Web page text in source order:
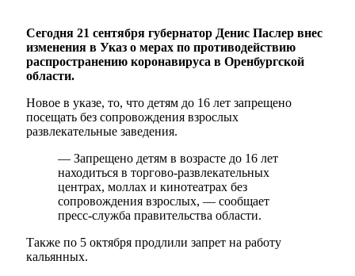
Сегодня 21 сентября губернатор Денис Паслер внес
изменения в Указ о мерах по противодействию
распространению коронавируса в Оренбургской
области.
Новое в указе, то, что детям до 16 лет запрещено
посещать без сопровождения взрослых
развлекательные заведения.
— Запрещено детям в возрасте до 16 лет
находиться в торгово-развлекательных
центрах, моллах и кинотеатрах без
сопровождения взрослых, — сообщает
пресс-служба правительства области.
Также по 5 октября продлили запрет на работу
кальянных.